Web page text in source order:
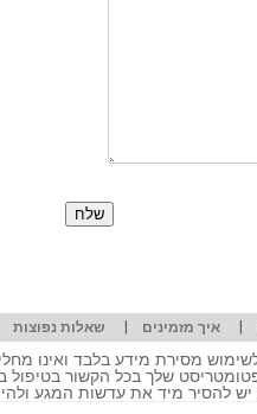
|איך מזמינים | שאלות נפוצות
מסירת מידע בלבד ואינו
שלך בכל הקשור
יש להסיר מיד את עדשות המגע